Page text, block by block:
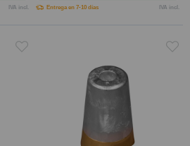
IVA incl. Entrega en 7-10 días IVA incl.